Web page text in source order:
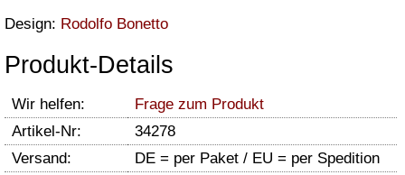
Design: Rodolfo Bonetto
Produkt-Details
Wir helfen:
Frage zum Produkt
Artikel-Nr:
34278
Versand:
DE = per Paket / EU = per Spedition